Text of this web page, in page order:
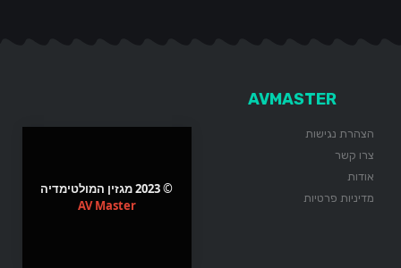
AVMASTER
הצהרת נגישות
צרו קשר
אודות
מדיניות פרטיות
© 2023 מגזין המולטימדיה
AV Master